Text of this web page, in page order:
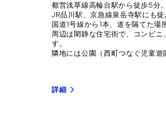
都営浅草線高輪台駅から徒歩5分
JR品川駅、京急線泉岳寺駅にも
国道1号線から1本、道を隔てた場
周辺は閑静な住宅街で、コンビ
す。
隣地には公園（西町つなぐ児童遊
詳細